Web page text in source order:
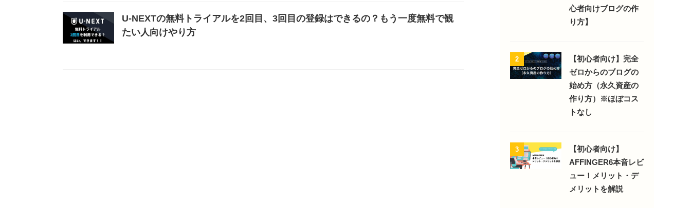
U-NEXTの無料トライアルを2回目、3回目の登録はできるの？もう一度無料で観
たい人向けやり方
心者向けブログの作
り方】
2
【初心者向け】完全
ゼロからのブログの
始め方（永久資産の
作り方）※ほぼコス
トなし
3
【初心者向け】
AFFINGER6本音レビ
ュー！メリット・デ
メリットを解説